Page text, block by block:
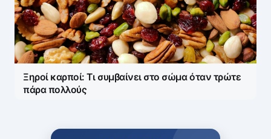
Ξηροί καρποί: Τι συμβαίνει στο σώμα όταν τρώτε
πάρα πολλούς